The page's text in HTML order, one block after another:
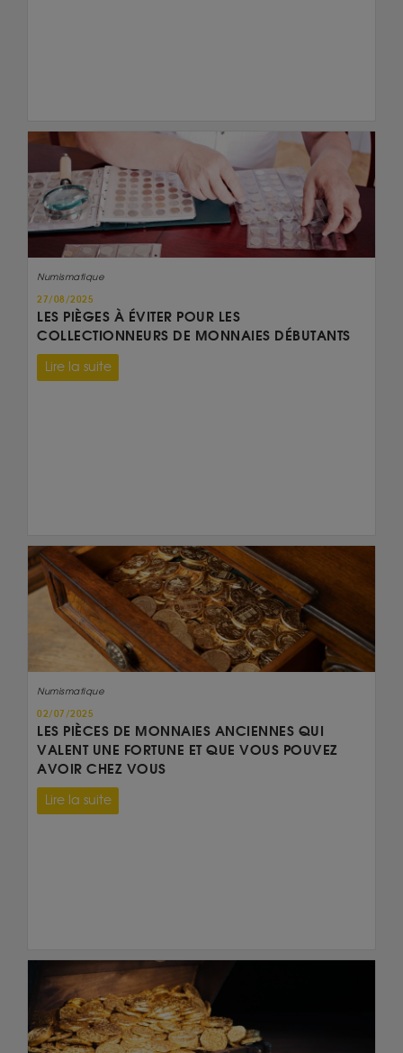
Numismatique
27/08/2025
LES PIÈGES À ÉVITER POUR LES
COLLECTIONNEURS DE MONNAIES DÉBUTANTS
Lire la suite
Numismatique
02/07/2025
LES PIÈCES DE MONNAIES ANCIENNES QUI
VALENT UNE FORTUNE ET QUE VOUS POUVEZ
AVOIR CHEZ VOUS
Lire la suite